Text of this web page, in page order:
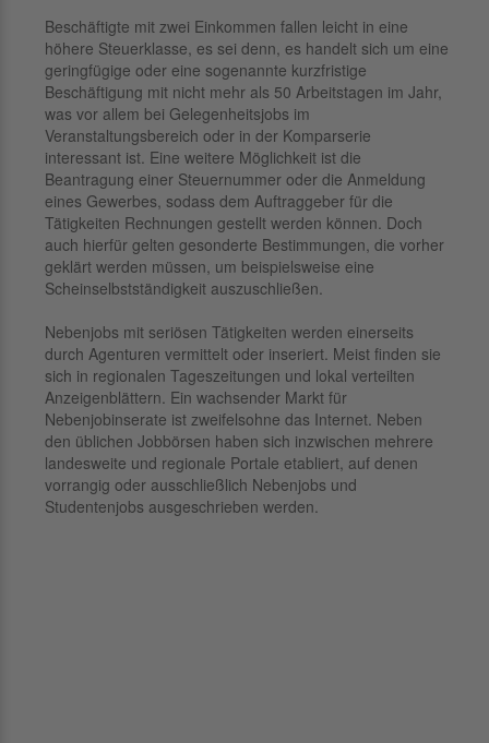
Beschäftigte mit zwei Einkommen fallen leicht in eine
höhere Steuerklasse, es sei denn, es handelt sich um eine
geringfügige oder eine sogenannte kurzfristige
Beschäftigung mit nicht mehr als 50 Arbeitstagen im Jahr,
was vor allem bei Gelegenheitsjobs im
Veranstaltungsbereich oder in der Komparserie
interessant ist. Eine weitere Möglichkeit ist die
Beantragung einer Steuernummer oder die Anmeldung
eines Gewerbes, sodass dem Auftraggeber für die
Tätigkeiten Rechnungen gestellt werden können. Doch
auch hierfür gelten gesonderte Bestimmungen, die vorher
geklärt werden müssen, um beispielsweise eine
Scheinselbstständigkeit auszuschließen.
Nebenjobs mit seriösen Tätigkeiten werden einerseits
durch Agenturen vermittelt oder inseriert. Meist finden sie
sich in regionalen Tageszeitungen und lokal verteilten
Anzeigenblättern. Ein wachsender Markt für
Nebenjobinserate ist zweifelsohne das Internet. Neben
den üblichen Jobbörsen haben sich inzwischen mehrere
landesweite und regionale Portale etabliert, auf denen
vorrangig oder ausschließlich Nebenjobs und
Studentenjobs ausgeschrieben werden.